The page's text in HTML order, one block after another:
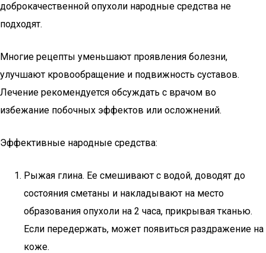
доброкачественной опухоли народные средства не
подходят.
Многие рецепты уменьшают проявления болезни,
улучшают кровообращение и подвижность суставов.
Лечение рекомендуется обсуждать с врачом во
избежание побочных эффектов или осложнений.
Эффективные народные средства:
Рыжая глина. Ее смешивают с водой, доводят до
состояния сметаны и накладывают на место
образования опухоли на 2 часа, прикрывая тканью.
Если передержать, может появиться раздражение на
коже.